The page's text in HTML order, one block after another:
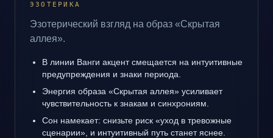
ЭЗОТЕРИКА
Эзотерический взгляд на образ «Скрытая
аллея».
В линии Ванги акцент смещается на интуитивные
предупреждения и знаки периода.
Энергия образа «Скрытая аллея» усиливает
чувствительность к знакам и синхрониям.
Сон намекает: снизьте риск «уход в тревожные
сценарии», и интуитивный путь станет яснее.